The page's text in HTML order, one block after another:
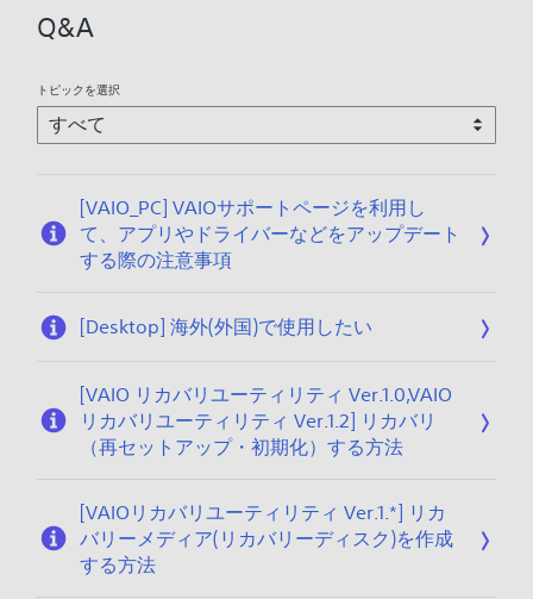
Q&A
トピックを選択
[VAIO_PC] VAIOサポートページを利用し
て、アプリやドライバーなどをアップデート
する際の注意事項
[Desktop] 海外(外国)で使用したい
[VAIO リカバリユーティリティ Ver.1.0,VAIO
リカバリユーティリティ Ver.1.2] リカバリ
（再セットアップ・初期化）する方法
[VAIOリカバリユーティリティ Ver.1.*] リカ
バリーメディア(リカバリーディスク)を作成
する方法